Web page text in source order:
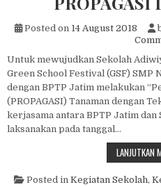
Posted on 14 August 2018
Untuk mewujudkan Sekolah
Green School Festival (GSF) SMP
dengan BPTP Jatim melakukan
(PROPAGASI) Tanaman dengan
kerjasama antara BPTP Jatim dan
laksanakan pada tanggal…
LANJUTKAN
Posted in Kegiatan Sekolah,